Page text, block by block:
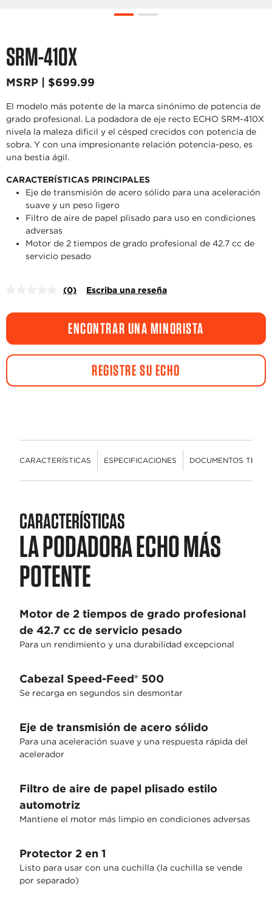
SRM-410X
MSRP | $699.99
El modelo más potente de la marca sinónimo de potencia de
grado profesional. La podadora de eje recto ECHO SRM-410X
nivela la maleza dificil y el césped crecidos con potencia de
sobra. Y con una impresionante relación potencia-peso, es
una bestia ágil.
CARACTERÍSTICAS PRINCIPALES
Eje de transmisión de acero sólido para una aceleración
suave y un peso ligero
Filtro de aire de papel plisado para uso en condiciones
adversas
Motor de 2 tiempos de grado profesional de 42.7 cc de
servicio pesado
Sin
Enlace
en
la
misma
página.
(0) Escriba una reseña
ENCONTRAR UNA MINORISTA
REGISTRE SU ECHO
CARACTERÍSTICAS ESPECIFICACIONES DOCUMENTOS
CARACTERÍSTICAS
LA PODADORA ECHO MÁS
POTENTE
Motor de 2 tiempos de grado profesional
de 42.7 cc de servicio pesado
Para un rendimiento y una durabilidad excepcional
Cabezal Speed-Feed® 500
Se recarga en segundos sin desmontar
Eje de transmisión de acero sólido
Para una aceleración suave y una respuesta rápida del
acelerador
Filtro de aire de papel plisado estilo
automotriz
Mantiene el motor más limpio en condiciones adversas
Protector 2 en 1
Listo para usar con una cuchilla (la cuchilla se vende
por separado)